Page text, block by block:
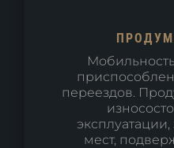
переездов.
мест,